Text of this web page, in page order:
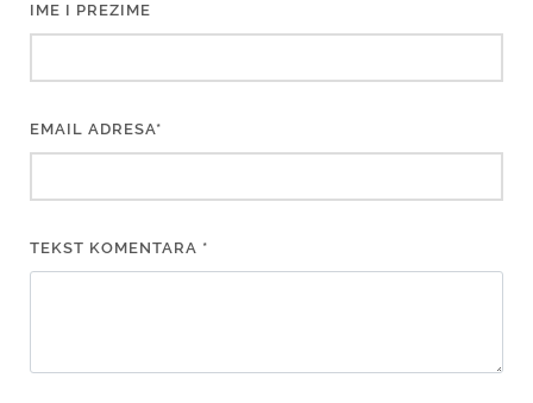
IME I PREZIME
EMAIL ADRESA*
TEKST KOMENTARA *